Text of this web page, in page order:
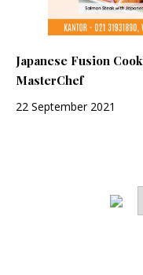
Japanese Fusion
MasterChef
22 September 2021